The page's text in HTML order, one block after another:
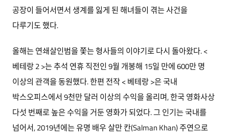
공장이 들어서면서 생계를 잃게 된 해녀들이 겪는 사건을
다루기도 했다.
올해는 연쇄살인범을 쫓는 형사들의 이야기로 다시 돌아왔다. <
베테랑 2 >는 추석 연휴 직전인 9월 개봉해 15일 만에 600만 명
이상의 관객을 동원했다. 한편 전작 < 베테랑 >은 국내
박스오피스에서 9천만 달러 이상의 수익을 올리며, 한국 영화사상
다섯 번째로 높은 수익을 거둔 영화가 되었다. 그 인기는 국내를
넘어서, 2019년에는 유명 배우 살만 칸(Salman Khan) 주연으로